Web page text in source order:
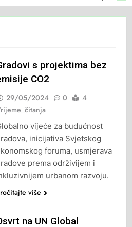
s projektima bez
CO2
29/05/2024 0
4
vijeće za budućnost
inicijativa Svjetskog
foruma, usmjerava
prema održivijem i
urbanom razvoju.
više
na UN Global